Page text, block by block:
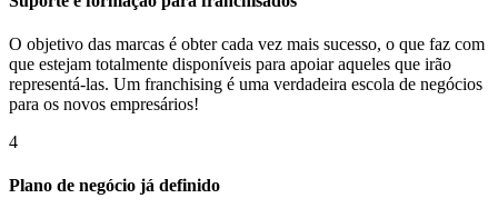
O objetivo das marcas é obter cada vez mais sucesso, o que faz com
que estejam totalmente disponíveis para apoiar aqueles que irão
representá-las. Um franchising é uma verdadeira escola de negócios
para os novos empresários!
4
Plano de negócio já definido